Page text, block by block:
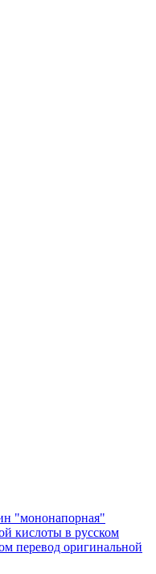
"мононапорная"
кислоты в русском
перевод оригинальной